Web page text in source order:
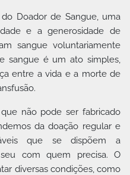
Doador de Sangue, uma
e a generosidade de
sangue voluntariamente
sangue é um ato simples,
entre a vida e a morte de
não pode ser fabricado
da doação regular e
que se dispõem a
com quem precisa. O
diversas condições, como